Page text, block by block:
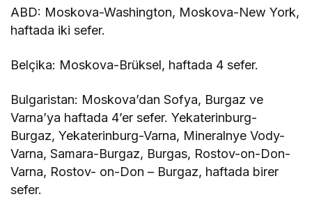
ABD: Moskova-Washington, Moskova-New York,
haftada iki sefer.
Belçika: Moskova-Brüksel, haftada 4 sefer.
Bulgaristan: Moskova’dan Sofya, Burgaz ve
Varna’ya haftada 4’er sefer. Yekaterinburg-
Burgaz, Yekaterinburg-Varna, Mineralnye Vody-
Varna, Samara-Burgaz, Burgas, Rostov-on-Don-
Varna, Rostov- on-Don – Burgaz, haftada birer
sefer.